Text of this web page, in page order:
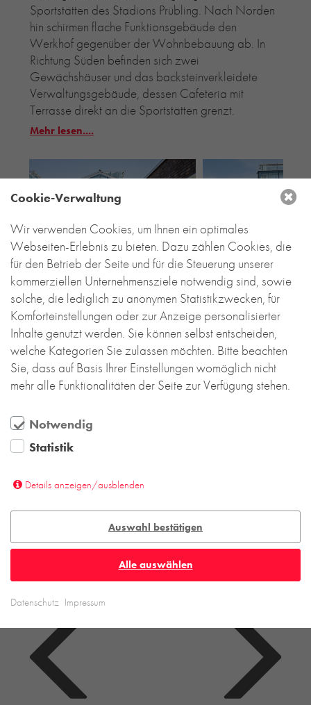
Sportstätten des Stadions Prübling. Nach Norden
hin schirmen flache Funktionsgebäude den
Werkhof gegenüber der Wohnbebauung ab. In
Richtung Süden befinden sich zwei
Gewächshäuser und das backsteinverkleidete
Verwaltungsgebäude, dessen Cafeteria mit
Terrasse direkt an die Sportstätten grenzt.
Mehr lesen....
Cookie-Verwaltung
Wir verwenden Cookies, um Ihnen ein optimales
Webseiten-Erlebnis zu bieten. Dazu zählen Cookies, die
für den Betrieb der Seite und für die Steuerung unserer
kommerziellen Unternehmensziele notwendig sind, sowie
solche, die lediglich zu anonymen Statistikzwecken, für
Komforteinstellungen oder zur Anzeige personalisierter
Inhalte genutzt werden. Sie können selbst entscheiden,
welche Kategorien Sie zulassen möchten. Bitte beachten
Sie, dass auf Basis Ihrer Einstellungen womöglich nicht
mehr alle Funktionalitäten der Seite zur Verfügung stehen.
Notwendig
Statistik
Details anzeigen/ausblenden
Auswahl bestätigen
Alle auswählen
Datenschutz Impressum